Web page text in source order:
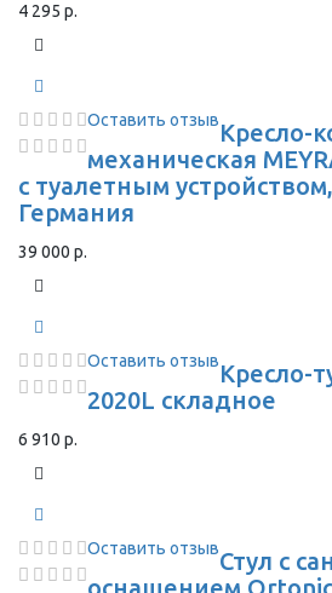
4 295 р.
Оставить отзывКресло-
механическая
с туалетным
Германия
39 000 р.
Оставить отзывКресло-
2020L складное
6 910 р.
Оставить отзывСтул с